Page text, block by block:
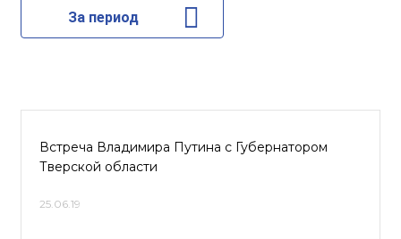
За период
Встреча Владимира Путина с Губернатором
Тверской области
25.06.19